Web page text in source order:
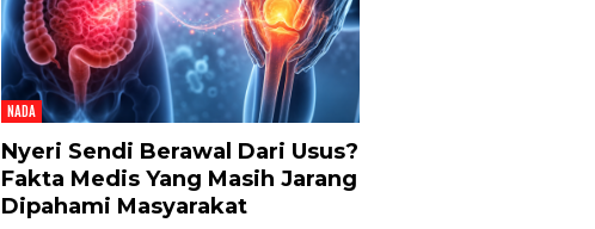
NADA
Nyeri Sendi Berawal Dari Usus?
Fakta Medis Yang Masih Jarang
Dipahami Masyarakat